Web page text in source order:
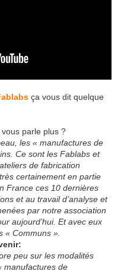
ça vous dit quelque
vous parle plus ?
les « manufactures de
Ce sont les Fablabs et
de fabrication
certainement en partie
France ces 10 dernières
et au travail d’analyse et
par notre association
aujourd’hui. Et avec eux
« Communs ».
peu sur les modalités
manufactures de